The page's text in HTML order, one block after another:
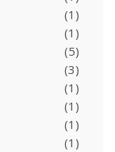
(1)
(1)
(5)
(3)
(1)
(1)
(1)
(1)